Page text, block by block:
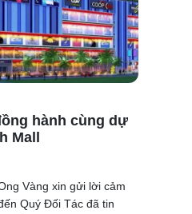
sạch các vết xi măng
khi chà ron nên cho vệ
hành cùng dự
Mall
Vàng xin gửi lời cảm
Quý Đối Tác đã tin